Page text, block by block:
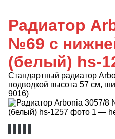
Радиатор
№69 с
(белый) hs-
Стандартный радиатор
подводкой высота 57 см,
9016)